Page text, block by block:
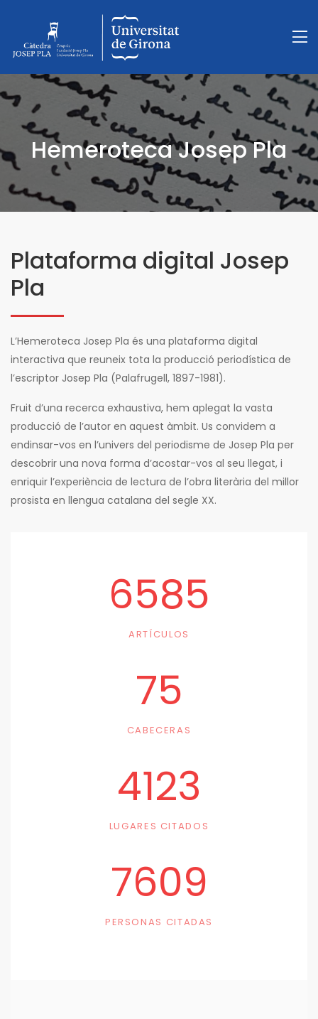
Hemeroteca Josep Pla
Plataforma digital Josep
Pla
L’Hemeroteca Josep Pla és una plataforma digital
interactiva que reuneix tota la producció periodística de
l’escriptor Josep Pla (Palafrugell, 1897-1981).
Fruit d’una recerca exhaustiva, hem aplegat la vasta
producció de l’autor en aquest àmbit. Us convidem a
endinsar-vos en l’univers del periodisme de Josep Pla per
descobrir una nova forma d’acostar-vos al seu llegat, i
enriquir l’experiència de lectura de l’obra literària del millor
prosista en llengua catalana del segle XX.
6585
ARTÍCULOS
75
CABECERAS
4123
LUGARES CITADOS
7609
PERSONAS CITADAS